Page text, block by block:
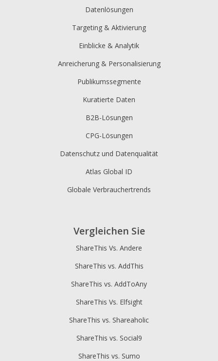
ShareThis sharethis
SMS
Snapchat Snapchat
WhatsApp whatsapp
wordpress
Yahoo Mail yahoomail
Yummly .
Datenlösungen
Targeting & Aktivierung
Einblicke & Analytik
Anreicherung & Personalisierung
Publikumssegmente
Kuratierte Daten
B2B-Lösungen
CPG-Lösungen
Datenschutz und Datenqualität
Atlas Global ID
Globale Verbrauchertrends
Vergleichen Sie
ShareThis Vs. Andere
ShareThis vs. AddThis
ShareThis vs. AddToAny
ShareThis Vs. Elfsight
ShareThis vs. Shareaholic
ShareThis vs. Social9
ShareThis vs. Sumo